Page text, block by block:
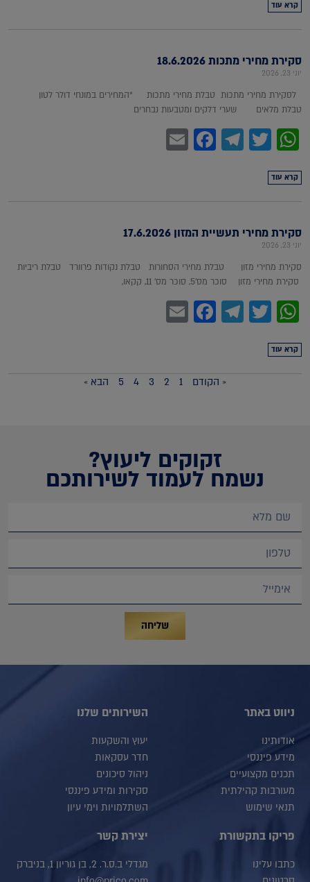
קרא עוד
סקירת מחירי מתכות 18.6.2026
יוני 23, 2026
לסקירת מחירי מתכות טבלת מחירי מתכות *המחירים במונחי דולר לטון
טבלת מלאים שערי דלקים ומטבעות נבחרים
WhatsApp
Twitter
Telegram
Facebook
קרא עוד
סקירת מחירי תעשיית המזון 17.6.2026
יוני 23, 2026
סקירת מחירי מזון טבלת מחירי הסחורות טבלת נקודות פרוורד טבלת ריביות
סקירת מחירי מזון סוכר מס'5, סוכר מס' 11, קקאו,
WhatsApp
Twitter
Telegram
Facebook
קרא עוד
« הקודם 1
2
3
4
5 הבא »
זקוקים ליעוץ?
נשמח לעמוד לשירותכם
שליחה
ניווט באתר
אודותינו
מידע פיננסי
תכנים מקצועיים
מעורבות קהילתית
תנאי שימוש
השירותים שלנו
יעוץ והשקעות
חדר עסקאות
ניהול סיכונים
סקירות ומידע פיננסי
השתלמויות וימי עיון
פריקו בתקשורת
כתבו עלינו
יצירת קשר
מגדלי ב.ס.ר. 2, בן גוריון 1, בניברק